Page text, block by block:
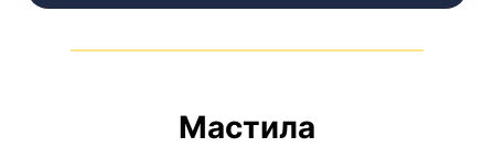
Мастила